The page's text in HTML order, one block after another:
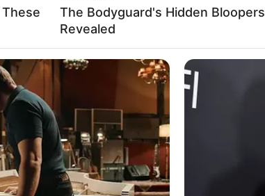
The Bodyguard's Hidden Bloopers
Revealed